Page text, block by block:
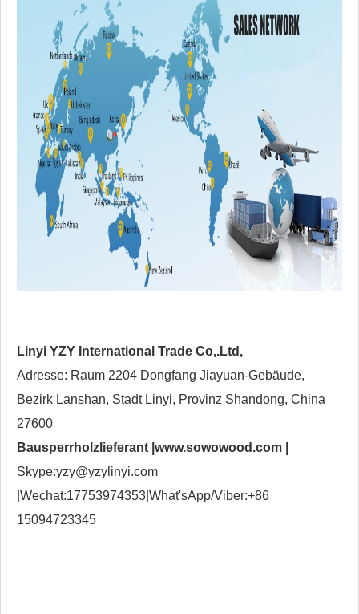
Linyi YZY International Trade Co,.Ltd,
Adresse: Raum 2204 Dongfang Jiayuan-Gebäude,
Bezirk Lanshan, Stadt Linyi, Provinz Shandong, China
27600
Bausperrholzlieferant | www.sowowood.com
Skype:yzy@yzylinyi.com
|Wechat:17753974353|What'sApp/Viber:+86
15094723345